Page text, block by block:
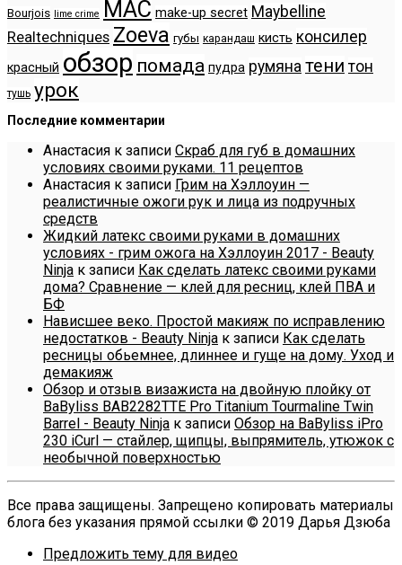
Bourjois lime crime MAC make-up secret Maybelline
Realtechniques Zoeva губы карандаш кисть консилер
красный обзор помада пудра румяна тени тон
тушь урок
Последние комментарии
Анастасия к записи Скраб для губ в домашних
условиях своими руками. 11 рецептов
Анастасия к записи Грим на Хэллоуин —
реалистичные ожоги рук и лица из подручных
средств
Жидкий латекс своими руками в домашних
условиях - грим ожога на Хэллоуин 2017 - Beauty
Ninja к записи Как сделать латекс своими руками
дома? Сравнение — клей для ресниц, клей ПВА и
БФ
Нависшее веко. Простой макияж по исправлению
недостатков - Beauty Ninja к записи Как сделать
ресницы обьемнее, длиннее и гуще на дому. Уход и
демакияж
Обзор и отзыв визажиста на двойную плойку от
BaByliss BAB2282TTE Pro Titanium Tourmaline Twin
Barrel - Beauty Ninja к записи Обзор на BaByliss iPro
230 iCurl — стайлер, щипцы, выпрямитель, утюжок с
необычной поверхностью
Все права защищены. Запрещено копировать материалы
блога без указания прямой ссылки © 2019 Дарья Дзюба
Предложить тему для видео